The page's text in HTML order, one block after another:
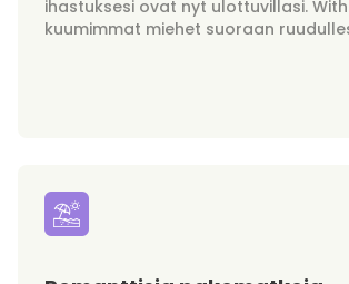
ihastuksesi ovat nyt ulottuvillasi.
kuumimmat miehet suoraan